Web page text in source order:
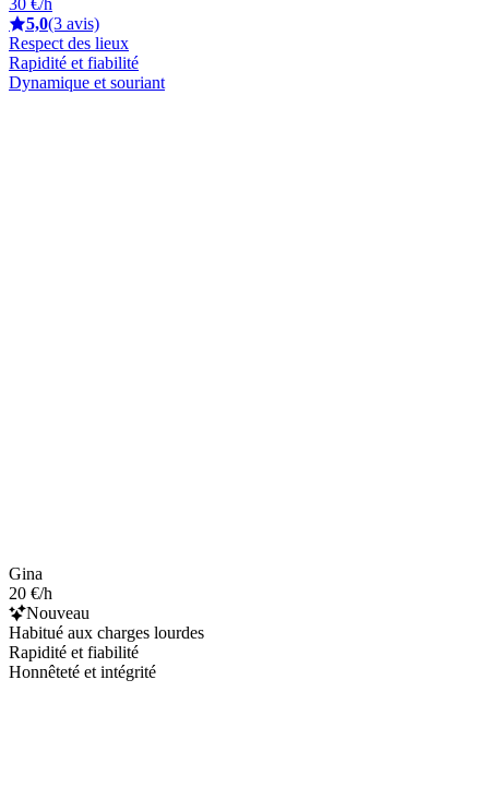
5,0(3 avis)
Respect des lieux
Rapidité et fiabilité
Dynamique et souriant
Gina
20 €/h
Nouveau
Habitué aux charges lourdes
Rapidité et fiabilité
Honnêteté et intégrité